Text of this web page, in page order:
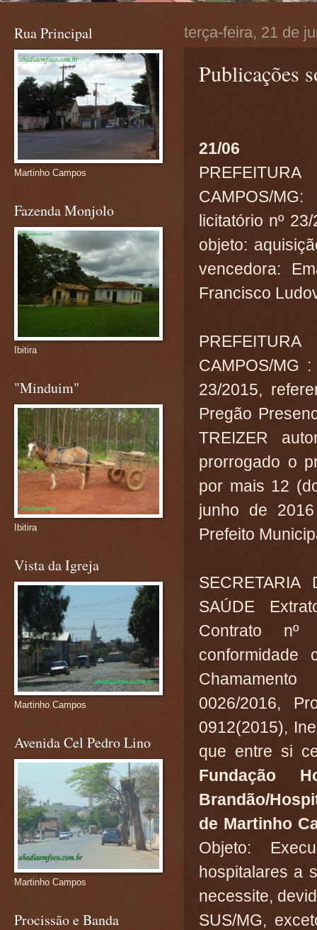
terça-feira, 21 de
Publicações
21/06
CAMPOS/
licitatório nº
objeto:
vencedora:
Francisco
CAMPOS/MG
23/2015,
Pregão
TREIZER
prorrogado o
por mais 12
junho de
Prefeito
SAÚDE
Contrato nº
0026/2016,
0912(2015),
que entre si
Fundação
Brandão/
de Martinho
Objeto:
hospitalares a
necessite,
SUS/MG,
Rua Principal
Martinho Campos
Fazenda Monjolo
Ibitira
"Minduim"
Ibitira
Vista da Igreja
Martinho Campos
Avenida Cel Pedro Lino
Martinho Campos
Procissão e Banda